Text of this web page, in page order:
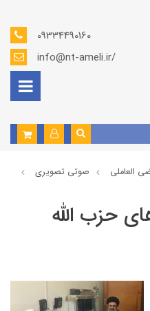
09334490160
info@nt-ameli.ir/
العاملی
صوتي تصويري
حزب الله